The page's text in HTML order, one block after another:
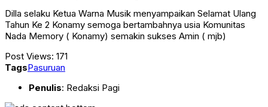
Dilla selaku Ketua Warna Musik menyampaikan Selamat Ulang
Tahun Ke 2 Konamy semoga bertambahnya usia Komunitas
Nada Memory ( Konamy) semakin sukses Amin ( mjb)
Post Views: 171
TagsPasuruan
Penulis: Redaksi Pagi